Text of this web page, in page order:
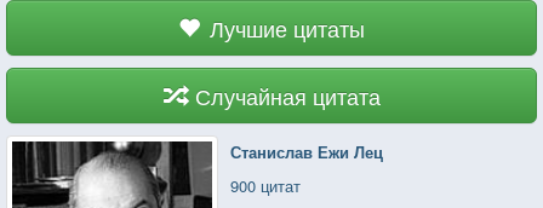
Лучшие цитаты
Случайная цитата
Станислав Ежи Лец
900 цитат